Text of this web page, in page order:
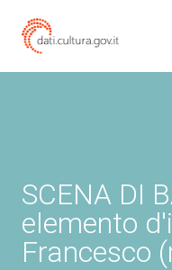
SCENA DI
elemento
Francesco